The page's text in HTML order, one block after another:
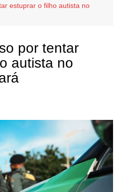
estuprar o filho autista no
por tentar
autista no